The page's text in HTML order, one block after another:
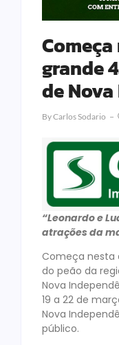
grande
de
ByCarlos Sodario
“Leonardo e
atrações da
Começa nesta
do peão da
Nova
19 a 22 de
Nova
público.